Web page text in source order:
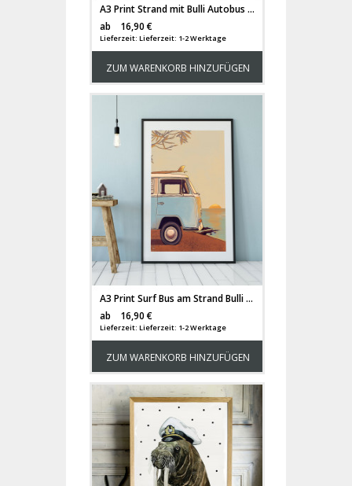
A3 Print Strand mit Bulli Autobus am Meer Poster Bus Plakat Kleinbus Van Druck farbig p112
ab
16,90 €
Lieferzeit: Lieferzeit: 1-2 Werktage
ZUM WARENKORB HINZUFÜGEN
A3 Print Surf Bus am Strand Bulli Autobus am Meer Poster Plakat Kleinbus Van Druck farbig p113
ab
16,90 €
Lieferzeit: Lieferzeit: 1-2 Werktage
ZUM WARENKORB HINZUFÜGEN